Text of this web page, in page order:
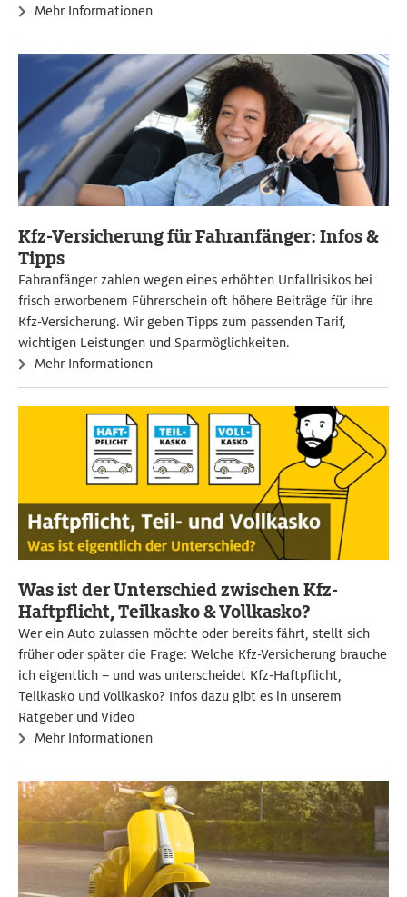
Mehr Informationen
Kfz-Versicherung für Fahranfänger: Infos &
Tipps
Fahranfänger zahlen wegen eines erhöhten Unfallrisikos bei
frisch erworbenem Führerschein oft höhere Beiträge für ihre
Kfz-Versicherung. Wir geben Tipps zum passenden Tarif,
wichtigen Leistungen und Sparmöglichkeiten.
Mehr Informationen
Was ist der Unterschied zwischen Kfz-
Haftpflicht, Teilkasko & Vollkasko?
Wer ein Auto zulassen möchte oder bereits fährt, stellt sich
früher oder später die Frage: Welche Kfz‑Versicherung brauche
ich eigentlich – und was unterscheidet Kfz-Haftpflicht,
Teilkasko und Vollkasko? Infos dazu gibt es in unserem
Ratgeber und Video
Mehr Informationen